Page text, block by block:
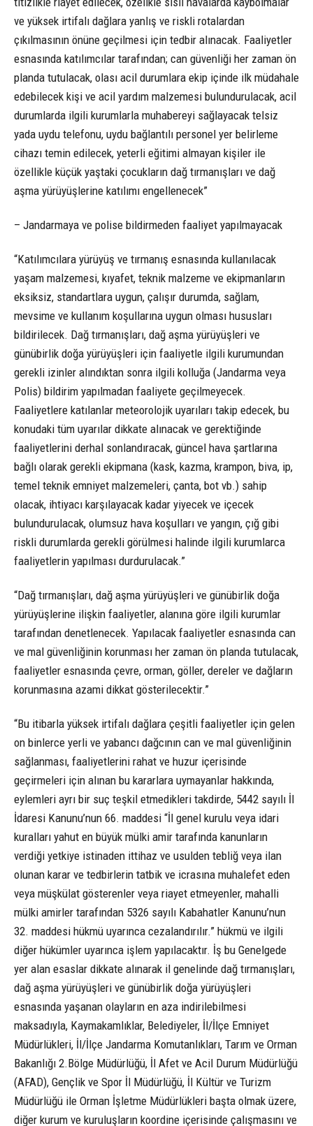
ve yüksek irtifalı dağlara yanlış ve riskli rotalardan
çıkılmasının önüne geçilmesi için tedbir alınacak. Faaliyetler
esnasında katılımcılar tarafından; can güvenliği her zaman ön
planda tutulacak, olası acil durumlara ekip içinde ilk müdahale
edebilecek kişi ve acil yardım malzemesi bulundurulacak, acil
durumlarda ilgili kurumlarla muhabereyi sağlayacak telsiz
yada uydu telefonu, uydu bağlantılı personel yer belirleme
cihazı temin edilecek, yeterli eğitimi almayan kişiler ile
özellikle küçük yaştaki çocukların dağ tırmanışları ve dağ
aşma yürüyüşlerine katılımı engellenecek”
– Jandarmaya ve polise bildirmeden faaliyet yapılmayacak
“Katılımcılara yürüyüş ve tırmanış esnasında kullanılacak
yaşam malzemesi, kıyafet, teknik malzeme ve ekipmanların
eksiksiz, standartlara uygun, çalışır durumda, sağlam,
mevsime ve kullanım koşullarına uygun olması hususları
bildirilecek. Dağ tırmanışları, dağ aşma yürüyüşleri ve
günübirlik doğa yürüyüşleri için faaliyetle ilgili kurumundan
gerekli izinler alındıktan sonra ilgili kolluğa (Jandarma veya
Polis) bildirim yapılmadan faaliyete geçilmeyecek.
Faaliyetlere katılanlar meteorolojik uyarıları takip edecek, bu
konudaki tüm uyarılar dikkate alınacak ve gerektiğinde
faaliyetlerini derhal sonlandıracak, güncel hava şartlarına
bağlı olarak gerekli ekipmana (kask, kazma, krampon, biva, ip,
temel teknik emniyet malzemeleri, çanta, bot vb.) sahip
olacak, ihtiyacı karşılayacak kadar yiyecek ve içecek
bulundurulacak, olumsuz hava koşulları ve yangın, çığ gibi
riskli durumlarda gerekli görülmesi halinde ilgili kurumlarca
faaliyetlerin yapılması durdurulacak.”
“Dağ tırmanışları, dağ aşma yürüyüşleri ve günübirlik doğa
yürüyüşlerine ilişkin faaliyetler, alanına göre ilgili kurumlar
tarafından denetlenecek. Yapılacak faaliyetler esnasında can
ve mal güvenliğinin korunması her zaman ön planda tutulacak,
faaliyetler esnasında çevre, orman, göller, dereler ve dağların
korunmasına azami dikkat gösterilecektir.”
“Bu itibarla yüksek irtifalı dağlara çeşitli faaliyetler için gelen
on binlerce yerli ve yabancı dağcının can ve mal güvenliğinin
sağlanması, faaliyetlerini rahat ve huzur içerisinde
geçirmeleri için alınan bu kararlara uymayanlar hakkında,
eylemleri ayrı bir suç teşkil etmedikleri takdirde, 5442 sayılı İl
İdaresi Kanunu’nun 66. maddesi “İl genel kurulu veya idari
kuralları yahut en büyük mülki amir tarafında kanunların
verdiği yetkiye istinaden ittihaz ve usulden tebliğ veya ilan
olunan karar ve tedbirlerin tatbik ve icrasına muhalefet eden
veya müşkülat gösterenler veya riayet etmeyenler, mahalli
mülki amirler tarafından 5326 sayılı Kabahatler Kanunu’nun
32. maddesi hükmü uyarınca cezalandırılır.” hükmü ve ilgili
diğer hükümler uyarınca işlem yapılacaktır. İş bu Genelgede
yer alan esaslar dikkate alınarak il genelinde dağ tırmanışları,
dağ aşma yürüyüşleri ve günübirlik doğa yürüyüşleri
esnasında yaşanan olayların en aza indirilebilmesi
maksadıyla, Kaymakamlıklar, Belediyeler, İl/İlçe Emniyet
Müdürlükleri, İl/İlçe Jandarma Komutanlıkları, Tarım ve Orman
Bakanlığı 2.Bölge Müdürlüğü, İl Afet ve Acil Durum Müdürlüğü
(AFAD), Gençlik ve Spor İl Müdürlüğü, İl Kültür ve Turizm
Müdürlüğü ile Orman İşletme Müdürlükleri başta olmak üzere,
diğer kurum ve kuruluşların koordine içerisinde çalışmasını ve